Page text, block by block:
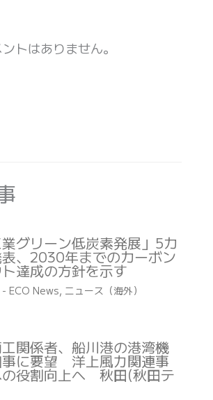
トはありません。
グリーン低炭素発展」5カ
、2030年までのカーボン
達成の方針を示す
- ECO News, ニュース（海外）
関係者、船川港の港湾機
に要望 洋上風力関連事
の役割向上へ 秋田(秋田テ